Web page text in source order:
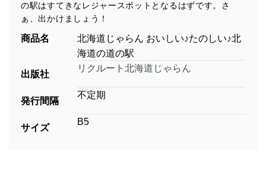
の駅はすてきなレジャースポットとなるはずです。さ
ぁ、出かけましょう！
商品名
北海道じゃらん おいしい♪たのしい♪北
海道の道の駅
出版社
リクルート北海道じゃらん
発行間隔
不定期
サイズ
B5